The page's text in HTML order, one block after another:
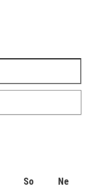
So Ne